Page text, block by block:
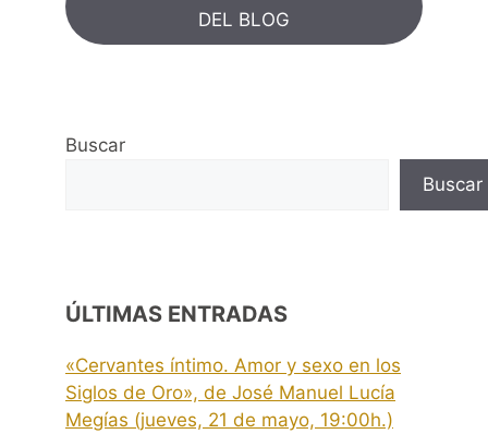
DEL BLOG
Buscar
Buscar
ÚLTIMAS ENTRADAS
«Cervantes íntimo. Amor y sexo en los
Siglos de Oro», de José Manuel Lucía
Megías (jueves, 21 de mayo, 19:00h.)